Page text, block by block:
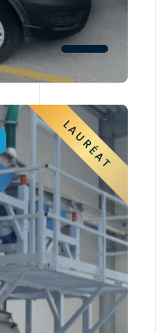
LAURÉAT